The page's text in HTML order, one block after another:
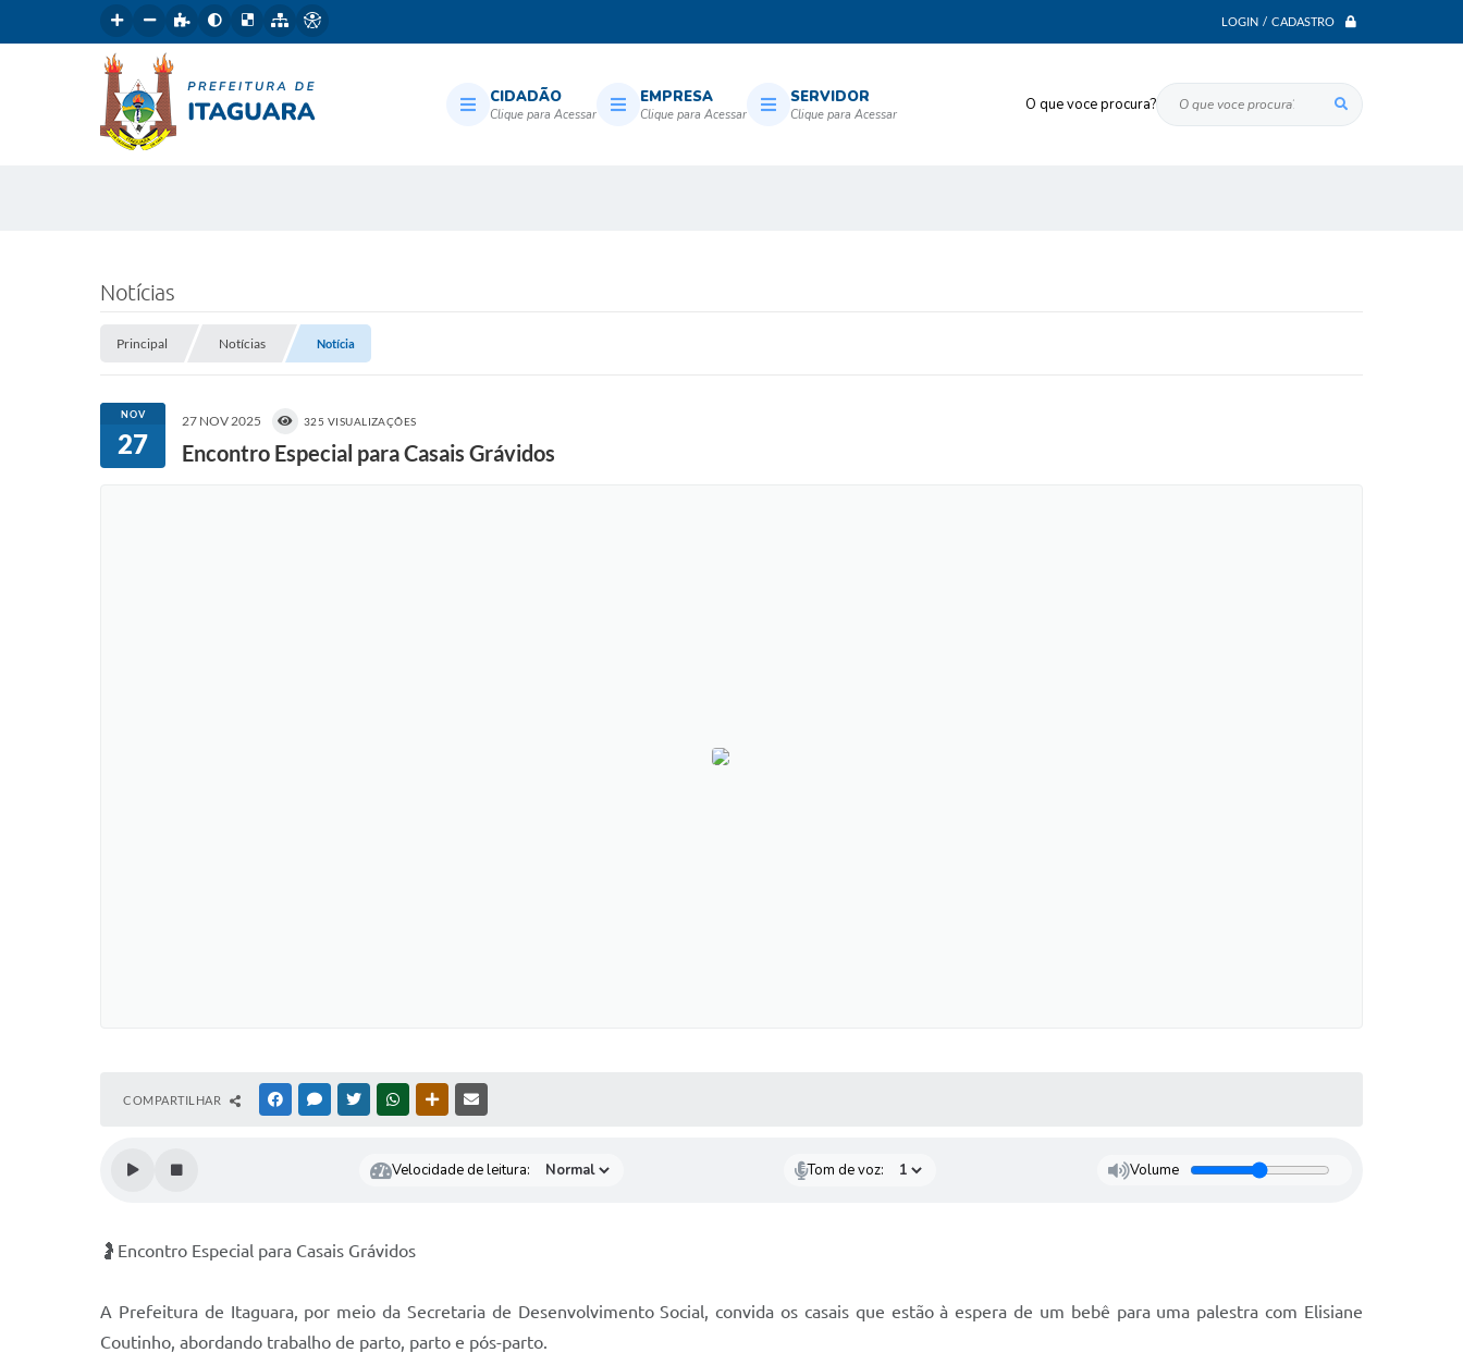
LOGIN / CADASTRO
O que voce procura?
CIDADÃO EMPRESA SERVIDOR
Notícias
Principal Notícias Notícia
NOV
27
27 NOV 2025 325 VISUALIZAÇÕES
Encontro Especial para Casais Grávidos
COMPARTILHAR FACEBOOKMESSENGER
TWITTERWHATSAPPOUTRAS MÍDIAS
Velocidade de leitura: Tom de voz: Volume
🤰Encontro Especial para Casais Grávidos
A Prefeitura de Itaguara, por meio da Secretaria de Desenvolvimento Social, convida os casais que estão à espera de um bebê para uma palestra com Elisiane
Coutinho, abordando trabalho de parto, parto e pós-parto.